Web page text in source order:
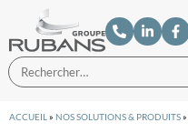
ACCUEIL » NOS SOLUTIONS & PRODUITS»